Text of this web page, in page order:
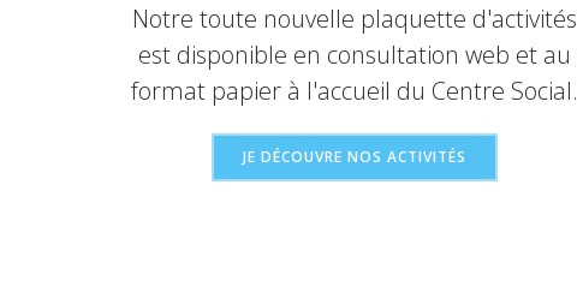
Notre toute nouvelle plaquette d'activités
est disponible en consultation web et au
format papier à l'accueil du Centre Social.
JE DÉCOUVRE NOS ACTIVITÉS